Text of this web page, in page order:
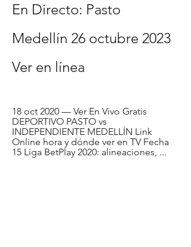
En Directo: Pasto
Medellín 26 octubre 2023
Ver en línea
18 oct 2020 — Ver En Vivo Gratis
DEPORTIVO PASTO vs
INDEPENDIENTE MEDELLÍN Link
Online hora y dónde ver en TV Fecha
15 Liga BetPlay 2020: alineaciones, ...